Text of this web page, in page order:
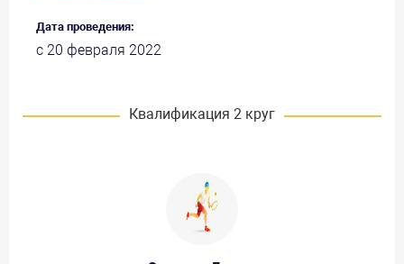
Дата проведения:
с 20 февраля 2022
Квалификация 2 круг